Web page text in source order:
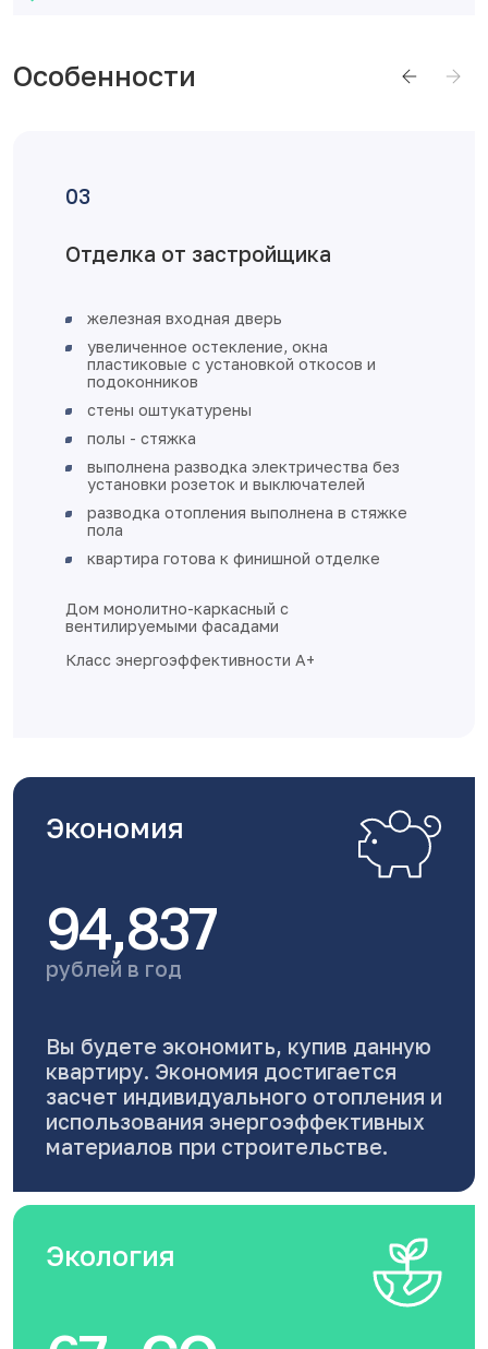
Особенности
Отделка от застройщика
железная входная дверь
увеличенное остекление, окна
пластиковые с установкой откосов и
подоконников
стены оштукатурены
полы - стяжка
выполнена разводка электричества без
установки розеток и выключателей
разводка отопления выполнена в стяжке
пола
квартира готова к финишной отделке
Дом монолитно-каркасный с
вентилируемыми фасадами
Класс энергоэффективности А+
Экономия
94,837
рублей в год
Вы будете экономить, купив данную
квартиру. Экономия достигается
засчет индивидуального отопления и
использования энергоэффективных
материалов при строительстве.
Экология